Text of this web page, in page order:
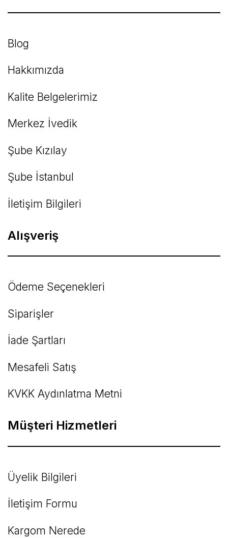
Bu ürüne benzer farklı alternatifler olmalı.
Blog
Hakkımızda
Kalite Belgelerimiz
Merkez İvedik
Şube Kızılay
Şube İstanbul
İletişim Bilgileri
Alışveriş
Ödeme Seçenekleri
Siparişler
İade Şartları
Mesafeli Satış
KVKK Aydınlatma Metni
Müşteri Hizmetleri
Üyelik Bilgileri
İletişim Formu
Kargom Nerede